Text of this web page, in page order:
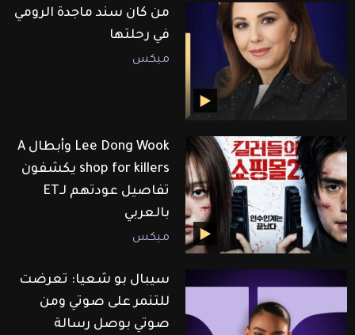
من كان سند ماجدة الرومي
في رحلتها
ميكس
Lee Dong Wook وأبطال A
shop for killers يكشفون
تفاصيل عودتهم لـET
بالعربي
ميكس
سيبال بو شعيا: تعرضت
للتنمر على صوتي ومن
صوتي بوصل رسالة